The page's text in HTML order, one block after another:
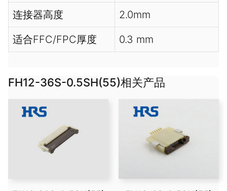
连接器高度 2.0mm
适合FFC/FPC厚度 0.3 mm
FH12-36S-0.5SH(55)相关产品